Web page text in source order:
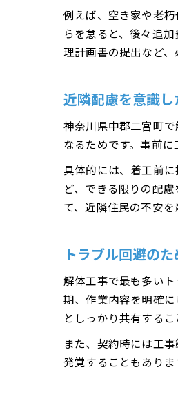
例えば、空き家や老
らを怠ると、後々追
理計画書の提出など
近隣配慮を意識
神奈川県中郡二宮町
なるためです。事前
具体的には、着工前
ど、できる限りの配
て、近隣住民の不安を
トラブル回避の
解体工事で最も多い
期、作業内容を明確
としっかり共有するこ
また、契約時には工
発覚することもあり